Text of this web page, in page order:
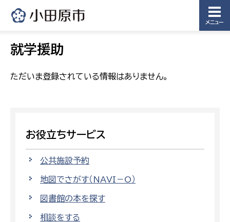
メニュー
就学援助
ただいま登録されている情報はありません。
お役立ちサービス
公共施設予約
地図でさがす（NAVI－O）
図書館の本を探す
相談をする